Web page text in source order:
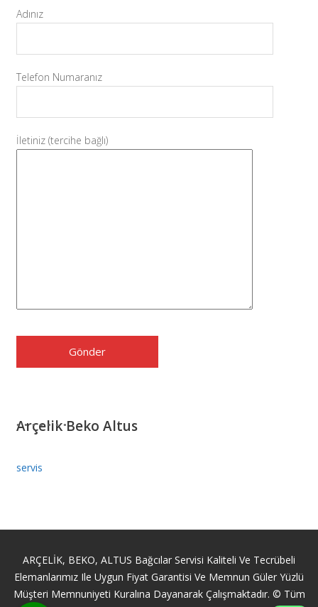
Adınız
Telefon Numaranız
İletiniz (tercihe bağlı)
Arçelik Beko Altus
servis
ARÇELİK, BEKO, ALTUS Bağcılar Servisi Kaliteli Ve Tecrübeli
Elemanlarımız Ile Uygun Fiyat Garantisi Ve Memnun Güler Yüzlü
Müşteri Memnuniyeti Kuralına Dayanarak Çalışmaktadır. © Tüm